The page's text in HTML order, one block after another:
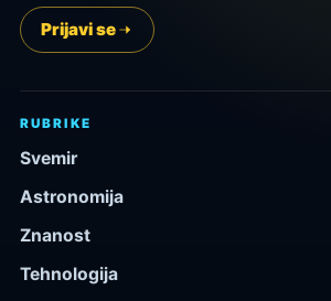
Prijavi se
RUBRIKE
Svemir
Astronomija
Znanost
Tehnologija